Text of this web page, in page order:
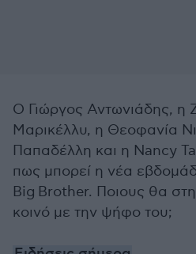
Ο Γιώργος Αντωνιάδης,
Μαρικέλλυ, η Θεοφανία
Παπαδέλλη και η Nancy
πως μπορεί η νέα
Big Brother. Ποιους θα
κοινό με την ψήφο του;